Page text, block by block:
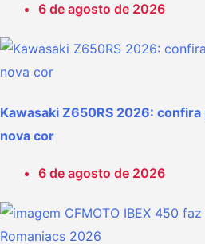
6 de agosto de 2026
Kawasaki Z650RS 2026:
nova cor
6 de agosto de 2026